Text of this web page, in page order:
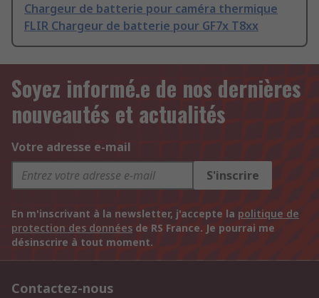
Chargeur de batterie pour caméra thermique
FLIR Chargeur de batterie pour GF7x T8xx
Soyez informé.e de nos dernières
nouveautés et actualités
Votre adresse e-mail
S'inscrire
En m'inscrivant à la newsletter, j'accepte la politique de
protection des données de RS France. Je pourrai me
désinscrire à tout moment.
Contactez-nous